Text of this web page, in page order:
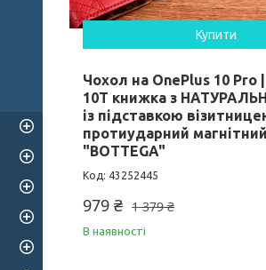
Купити
Чохол на OnePlus 10 Pro |
10T книжка з
із підставкою
протиударний магнітний
"BOTTEGA"
43252445
1 379 ₴
979 ₴
В наявності